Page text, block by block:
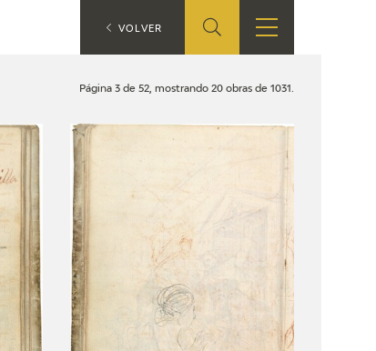
EN
TIENDA ONLINE
EDUCA
FICHAS ARASAAC
Página 3 de 52, mostrando 20 obras de 1031.
VOLVER